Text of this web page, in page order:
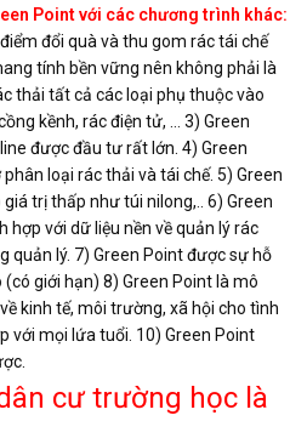
Point với các chương trình khác:
đổi quà và thu gom rác tái chế
tính bền vững nên không phải là
thải tất cả các loại phụ thuộc vào
kềnh, rác điện tử, … 3) Green
được đầu tư rất lớn. 4) Green
loại rác thải và tái chế. 5) Green
trị thấp như túi nilong,.. 6) Green
hợp với dữ liệu nền về quản lý rác
quản lý. 7) Green Point được sự hỗ
giới hạn) 8) Green Point là mô
kinh tế, môi trường, xã hội cho tình
với mọi lứa tuổi. 10) Green Point
cư trường học là